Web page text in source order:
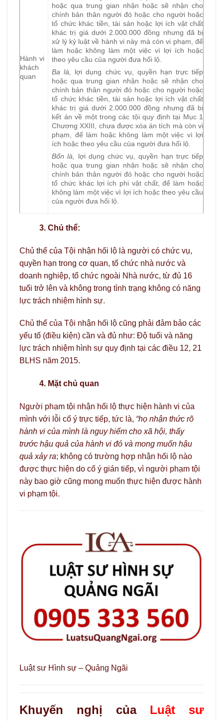
Hành vi
khách
quan
hoặc qua trung gian nhận hoặc sẽ nhận cho
chính bản thân người đó hoặc cho người hoặc
tổ chức khác tiền, tài sản hoặc lợi ích vật chất
khác trị giá dưới 2.000.000 đồng nhưng đã bị
xử lý kỷ luật về hành vi này mà còn vi phạm, để
làm hoặc không làm một việc vì lợi ích hoặc
theo yêu cầu của người đưa hối lộ.
Ba là,
lợi dụng chức vụ, quyền hạn trực tiếp
hoặc qua trung gian nhận hoặc sẽ nhận cho
chính bản thân người đó hoặc cho người hoặc
tổ chức khác tiền, tài sản hoặc lợi ích vật chất
khác trị giá dưới 2.000.000 đồng nhưng đã bị
kết án về một trong các tội quy định tại Mục 1
Chương XXIII, chưa được xóa án tích mà còn vi
phạm, để làm hoặc không làm một việc vì lợi
ích hoặc theo yêu cầu của người đưa hối lộ.
Bốn là, lợi dụng chức vụ, quyền hạn trực tiếp
hoặc qua trung gian nhận hoặc sẽ nhận cho
chính bản thân người đó hoặc cho người hoặc
tổ chức khác lợi ích phi vật chất, để làm hoặc
không làm một việc vì lợi ích hoặc theo yêu cầu
của người đưa hối lộ.
3. Chủ thể:
Chủ thể của Tội nhận hối lộ là người có chức vụ,
quyền hạn trong cơ quan, tổ chức nhà nước và
doanh nghiệp, tổ chức ngoài Nhà nước, từ đủ 16
tuổi trở lên và không trong tình trạng không có năng
lực trách nhiệm hình sự.
Chủ thể của Tội nhận hối lộ cũng phải đảm bảo các
yếu tố (điều kiện) cần và đủ như: Độ tuổi và năng
lực trách nhiệm hình sự quy định tại các điều 12, 21
BLHS năm 2015.
4. Mặt chủ quan
Người phạm tội nhận hối lộ thực hiện hành vi của
mình với lỗi cố ý trực tiếp, tức là, “họ nhận thức rõ
hành vi của mình là nguy hiểm cho xã hội, thấy
trước hậu quả của hành vi đó và mong muốn hậu
quả xảy ra; không có trường hợp nhận hối lộ nào
được thực hiện do cố ý gián tiếp, vì người phạm tội
này bao giờ cũng mong muốn thực hiện được hành
vi phạm tội.
Luật sư Hình sự – Quảng Ngãi
Khuyến nghị của Luật sư